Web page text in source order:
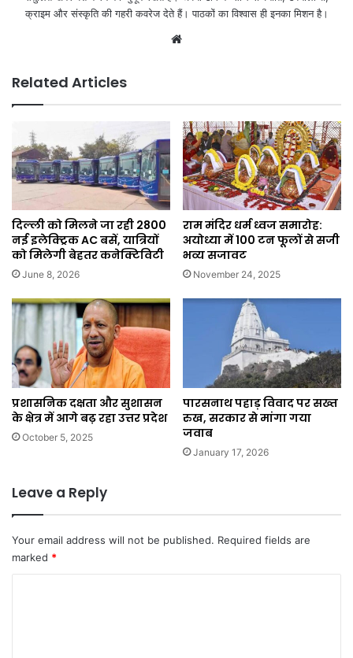
क्राइम और संस्कृति की गहरी कवरेज देते हैं। पाठकों का विश्वास ही इनका मिशन है।
Related Articles
दिल्ली को मिलने जा रही 2800
नई इलेक्ट्रिक AC बसें, यात्रियों
को मिलेगी बेहतर कनेक्टिविटी
June 8, 2026
राम मंदिर धर्म ध्वज समारोह:
अयोध्या में 100 टन फूलों से सजी
भव्य सजावट
November 24, 2025
प्रशासनिक दक्षता और सुशासन
के क्षेत्र में आगे बढ़ रहा उत्तर प्रदेश
October 5, 2025
पारसनाथ पहाड़ विवाद पर सख्त
रुख, सरकार से मांगा गया
जवाब
January 17, 2026
Leave a Reply
Your email address will not be published. Required fields are
marked *